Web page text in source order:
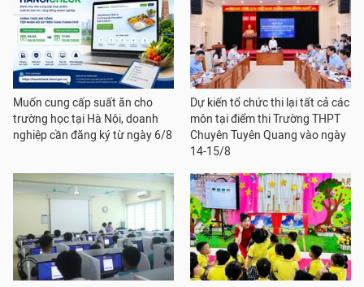
Muốn cung cấp suất ăn cho
trường học tại Hà Nội, doanh
nghiệp cần đăng ký từ ngày 6/8
Dự kiến tổ chức thi lại tất cả các
môn tại điểm thi Trường THPT
Chuyên Tuyên Quang vào ngày
14-15/8